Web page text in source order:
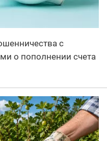
с
о пополнении счета